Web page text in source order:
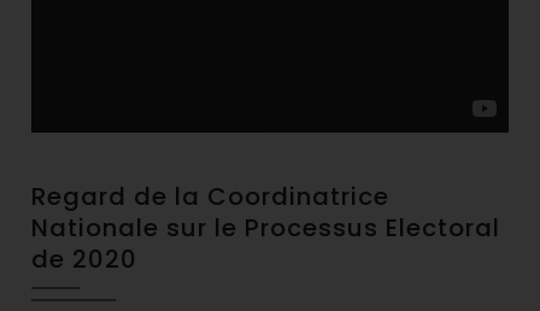
Regard de la Coordinatrice
Nationale sur le Processus Electoral
de 2020